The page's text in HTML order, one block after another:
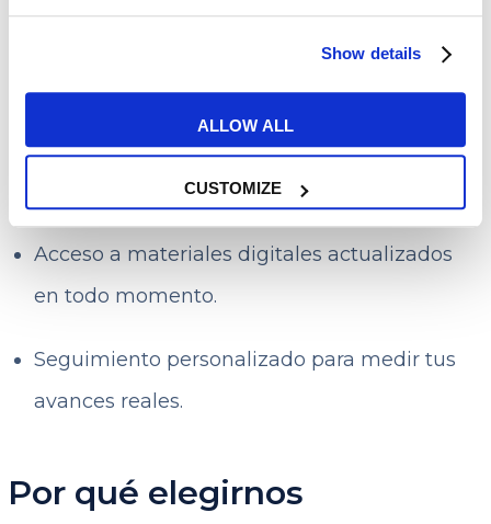
Show details
ALLOW ALL
CUSTOMIZE
Flexibilidad horaria para compatibilizar el
Interacción constante con profesores nativos
Acceso a materiales digitales actualizados
en todo momento.
Seguimiento personalizado para medir tus
avances reales.
Por qué elegirnos